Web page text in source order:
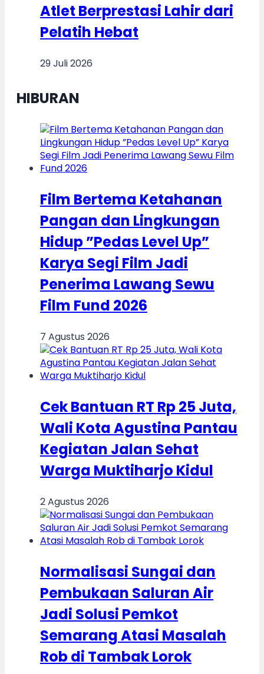
Atlet Berprestasi Lahir dari
Pelatih Hebat
29 Juli 2026
HIBURAN
Film Bertema Ketahanan
Pangan dan Lingkungan
Hidup ”Pedas Level Up”
Karya Segi Film Jadi
Penerima Lawang Sewu
Film Fund 2026
7 Agustus 2026
Cek Bantuan RT Rp 25 Juta,
Wali Kota Agustina Pantau
Kegiatan Jalan Sehat
Warga Muktiharjo Kidul
2 Agustus 2026
Normalisasi Sungai dan
Pembukaan Saluran Air
Jadi Solusi Pemkot
Semarang Atasi Masalah
Rob di Tambak Lorok